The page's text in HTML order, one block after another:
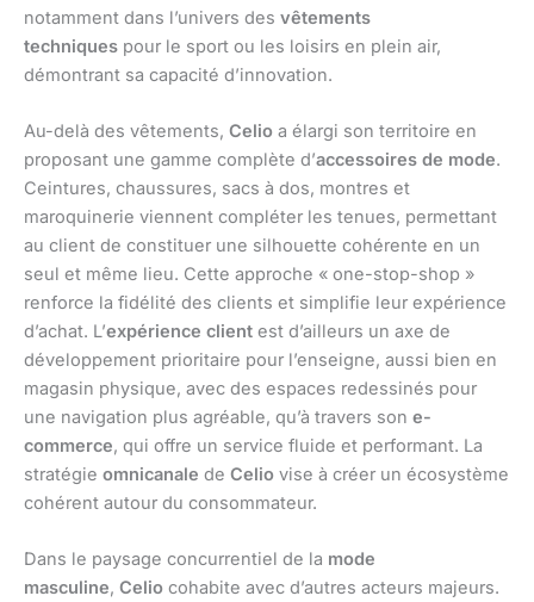
notamment dans l’univers des vêtements
techniques pour le sport ou les loisirs en plein air,
démontrant sa capacité d’innovation.
Au-delà des vêtements, Celio a élargi son territoire en
proposant une gamme complète d’accessoires de mode.
Ceintures, chaussures, sacs à dos, montres et
maroquinerie viennent compléter les tenues, permettant
au client de constituer une silhouette cohérente en un
seul et même lieu. Cette approche « one-stop-shop »
renforce la fidélité des clients et simplifie leur expérience
d’achat. L’expérience client est d’ailleurs un axe de
développement prioritaire pour l’enseigne, aussi bien en
magasin physique, avec des espaces redessinés pour
une navigation plus agréable, qu’à travers son e-
commerce, qui offre un service fluide et performant. La
stratégie omnicanale de Celio vise à créer un écosystème
cohérent autour du consommateur.
Dans le paysage concurrentiel de la mode
masculine, Celio cohabite avec d’autres acteurs majeurs.